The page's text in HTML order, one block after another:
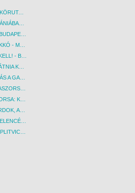
KIRÁLYI VÁROSOK KÖRUTAZÁS KÖZVETLEN REPÜLŐJÁRATTAL - BUDAPEST, REPÜLŐ
KÖRUTAZÁS JORDÁNIÁBAN, HOLT-TENGERI PIHENÉSSEL - BUDAPEST, REPÜLŐ
GELA APARTMAN - BUDAPEST, REPÜLŐ
AUSCHWITZ – KRAKKÓ - MEGRÁZÓ IDŐUTAZÁS! - BUDAPEST, BUSZ
KÍNA - EZT LÁTNIA KELL! - BUDAPEST, REPÜLŐ
EGYIPTOM - EZT LÁTNIA KELL! - BUDAPEST, REPÜLŐ
BUSZOS KÖRUTAZÁS A GARDA-TÓ KÖRNYÉKÉN - BUDAPEST, BUSZ
MININYARALÁS OLASZORSZÁGBAN: ÉSZAK-OLASZ GYÖNGYSZEMEK NYOMÁBAN - BUDAPEST, BUSZ
TOSZKÁNA SAVA-BORSA: KÓSTOLÓK ÉS KULTURÁLIS UTAZÁS - BUDAPEST, BUSZ
AZ ÖTSCHER-SZURDOK, AUSZTRIA GRAND CANYONJA - BUDAPEST, BUSZ
BUSZOS UTAZÁS VELENCÉBE - BUDAPEST, BUSZ
BUSZOS UTAZÁS A PLITVICEI-TAVAK NEMZETI PARKBA - BUDAPEST, BUSZ